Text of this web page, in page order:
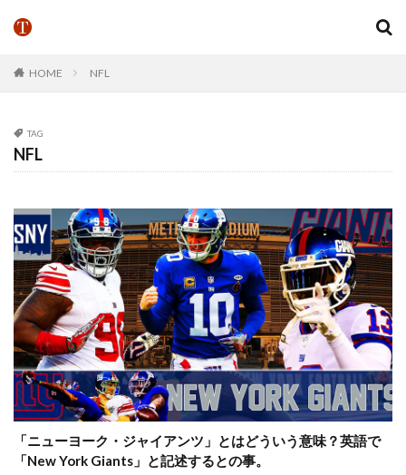
HOME NFL
TAG
NFL
「ニューヨーク・ジャイアンツ」とはどういう意味？英語で
「New York Giants」と記述するとの事。